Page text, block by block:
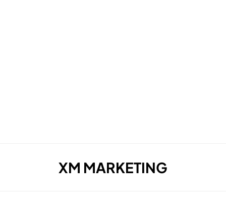
AUTHOR
:
XM MARKETING